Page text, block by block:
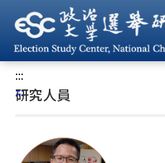
到
主
要
內
容
首頁/ 中心人員/ 研究人員
:::
:::
研究人員